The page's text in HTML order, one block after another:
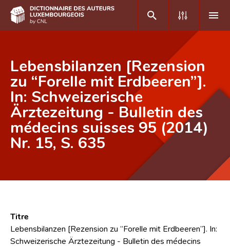
DE FR
Accueil
Auteur(e)s A-Z
Recherche avancée
CNL
Contact
Lebensbilanzen [Rezension
zu “Forelle mit Erdbeeren”].
In: Schweizerische
Ärztezeitung - Bulletin des
médecins suisses 95 (2014)
Nr. 15, S. 635
Titre
Lebensbilanzen [Rezension zu “Forelle mit Erdbeeren”]. In:
Schweizerische Ärztezeitung - Bulletin des médecins